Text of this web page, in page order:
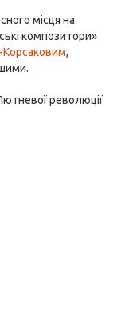
місця на
композитори»
,
революції